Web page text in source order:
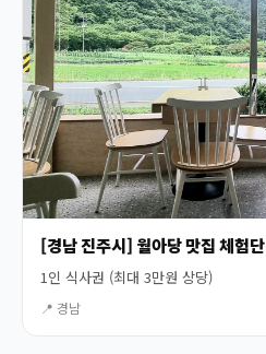
[경남 진주시] 월아당 맛집 체험단
1인 식사권 (최대 3만원 상당)
📍 경남